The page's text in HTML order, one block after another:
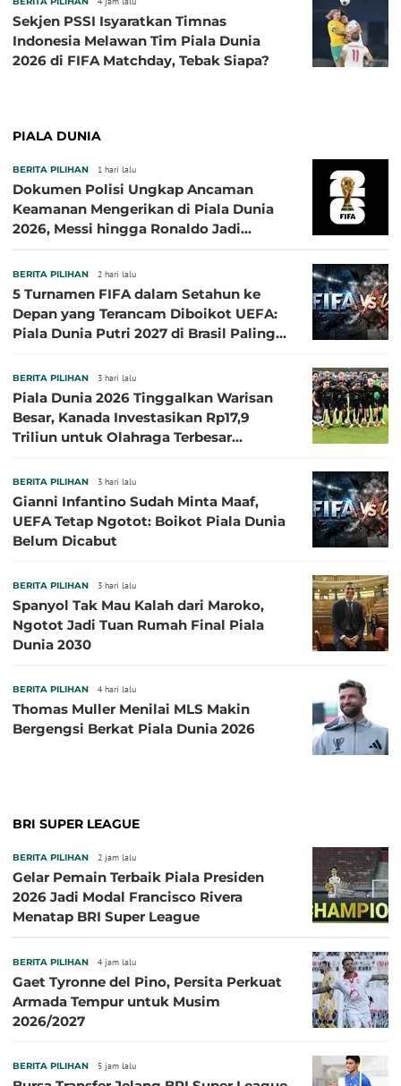
Sekjen PSSI Isyaratkan Timnas
Indonesia Melawan Tim Piala Dunia
2026 di FIFA Matchday, Tebak Siapa?
PIALA DUNIA
BERITA PILIHAN 1 hari lalu
Dokumen Polisi Ungkap Ancaman
Keamanan Mengerikan di Piala Dunia
2026, Messi hingga Ronaldo Jadi
BERITA PILIHAN 2 hari lalu
5 Turnamen FIFA dalam Setahun ke
Depan yang Terancam Diboikot UEFA:
Piala Dunia Putri 2027 di Brasil Paling
BERITA PILIHAN 3 hari lalu
Piala Dunia 2026 Tinggalkan Warisan
Besar, Kanada Investasikan Rp17,9
Triliun untuk Olahraga Terbesar
BERITA PILIHAN 3 hari lalu
Gianni Infantino Sudah Minta Maaf,
UEFA Tetap Ngotot: Boikot Piala Dunia
Belum Dicabut
BERITA PILIHAN 3 hari lalu
Spanyol Tak Mau Kalah dari Maroko,
Ngotot Jadi Tuan Rumah Final Piala
Dunia 2030
BERITA PILIHAN 4 hari lalu
Thomas Muller Menilai MLS Makin
Bergengsi Berkat Piala Dunia 2026
BRI SUPER LEAGUE
BERITA PILIHAN 2 jam lalu
Gelar Pemain Terbaik Piala Presiden
2026 Jadi Modal Francisco Rivera
Menatap BRI Super League
BERITA PILIHAN 4 jam lalu
Gaet Tyronne del Pino, Persita Perkuat
Armada Tempur untuk Musim
2026/2027
BERITA PILIHAN 5 jam lalu